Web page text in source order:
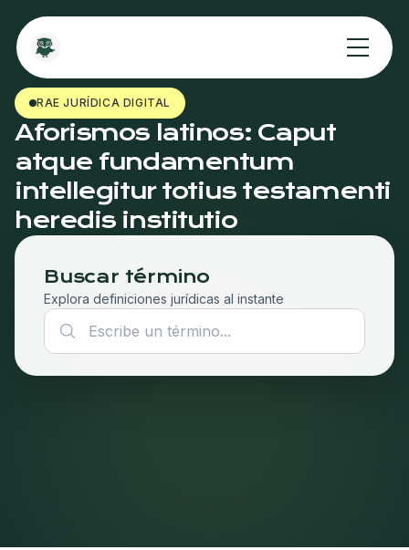
RAE JURÍDICA DIGITAL
Aforismos latinos: Caput
atque fundamentum
intellegitur totius testamenti
heredis institutio
Buscar término
Explora definiciones jurídicas al instante